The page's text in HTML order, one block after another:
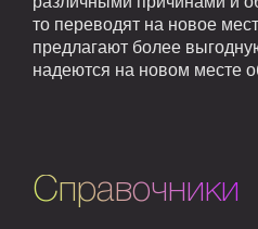
то переводят на новое
предлагают более
надеются на новом месте
Справочники